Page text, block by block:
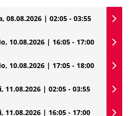
08.08.2026 | 02:05 - 03:55
10.08.2026 | 16:05 - 17:00
10.08.2026 | 17:05 - 18:00
11.08.2026 | 02:05 - 03:55
11.08.2026 | 16:05 - 17:00